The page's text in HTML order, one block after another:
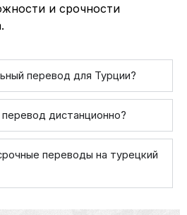
и срочности
перевод для Турции?
дистанционно?
переводы на турецкий